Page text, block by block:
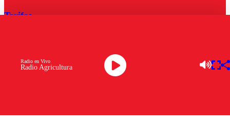
Radio Agricultura
Radio en Vivo
Tarifas
Descarga la APP